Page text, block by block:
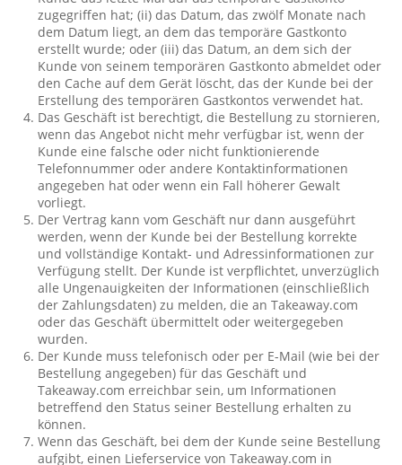
zugegriffen hat; (ii) das Datum, das zwölf Monate nach
dem Datum liegt, an dem das temporäre Gastkonto
erstellt wurde; oder (iii) das Datum, an dem sich der
Kunde von seinem temporären Gastkonto abmeldet oder
den Cache auf dem Gerät löscht, das der Kunde bei der
Erstellung des temporären Gastkontos verwendet hat.
Das Geschäft ist berechtigt, die Bestellung zu stornieren,
wenn das Angebot nicht mehr verfügbar ist, wenn der
Kunde eine falsche oder nicht funktionierende
Telefonnummer oder andere Kontaktinformationen
angegeben hat oder wenn ein Fall höherer Gewalt
vorliegt.
Der Vertrag kann vom Geschäft nur dann ausgeführt
werden, wenn der Kunde bei der Bestellung korrekte
und vollständige Kontakt- und Adressinformationen zur
Verfügung stellt. Der Kunde ist verpflichtet, unverzüglich
alle Ungenauigkeiten der Informationen (einschließlich
der Zahlungsdaten) zu melden, die an Takeaway.com
oder das Geschäft übermittelt oder weitergegeben
wurden.
Der Kunde muss telefonisch oder per E-Mail (wie bei der
Bestellung angegeben) für das Geschäft und
Takeaway.com erreichbar sein, um Informationen
betreffend den Status seiner Bestellung erhalten zu
können.
Wenn das Geschäft, bei dem der Kunde seine Bestellung
aufgibt, einen Lieferservice von Takeaway.com in